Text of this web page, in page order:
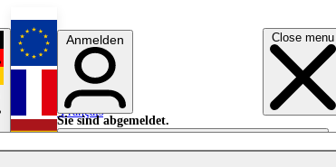
Close menu
English
Français
Anmelden
Sie sind abgemeldet.
Anmelden
Licht aus